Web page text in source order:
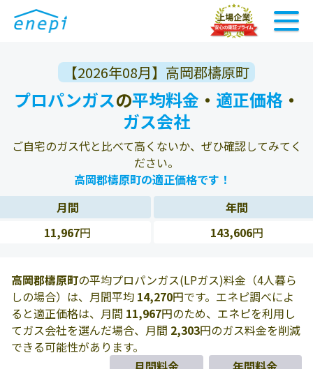
【2026年08月】高岡郡檮原町
プロパンガスの平均料金 ・ 適正価格 ・
ガス会社
ご自宅のガス代と比べて高くないか、ぜひ確認してみてく
ださい。
高岡郡檮原町の適正価格です！
月間
年間
11,967円 143,606円
高岡郡檮原町の平均プロパンガス(LPガス)料金（4人暮ら
しの場合）は、月間平均 14,270円です。エネピ調べによ
ると適正価格は、月間 11,967円のため、エネピを利用し
てガス会社を選んだ場合、月間 2,303円のガス料金を削減
できる可能性があります。